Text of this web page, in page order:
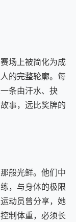
场上被简化为成
的完整轮廓。每
条由汗水、抉
事，远比奖牌的
般光鲜。他们中
，与身体的极限
动员曾分享，她
制体重，必须长